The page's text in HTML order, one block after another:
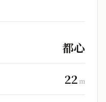
都心
22 m